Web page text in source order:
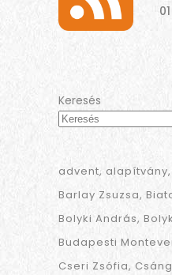
Keresés
advent alapítvány
Barlay Zsuzsa
Bolyki András
Budapesti
Cseri Zsófia